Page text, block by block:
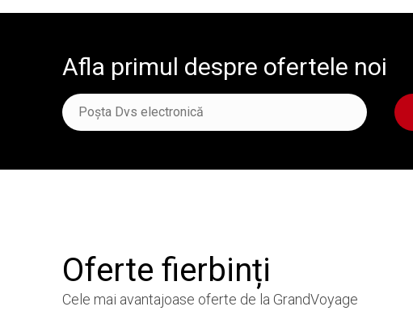
Afla primul despre ofertele noi
Oferte fierbinți
Cele mai avantajoase oferte de la GrandVoyage